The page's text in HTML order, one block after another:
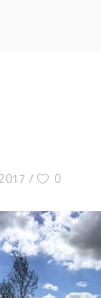
0